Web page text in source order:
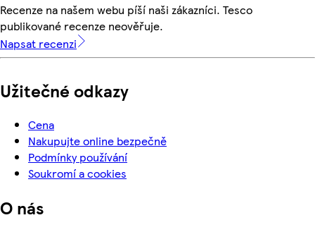
Recenze na našem webu píší naši zákazníci. Tesco
publikované recenze neověřuje.
Napsat recenzi
Užitečné odkazy
Cena
Nakupujte online bezpečně
Podmínky používání
Soukromí a cookies
O nás